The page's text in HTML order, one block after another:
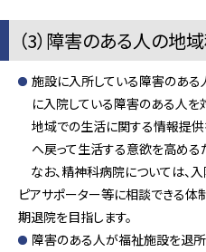
（3）障害のある人の地
施設に入所している障害のあ
に入院している障害のある人
地域での生活に関する情報提
へ戻って生活する意欲を高める
なお、精神科病院については、
ピアサポーター等に相談できる体
期退院を目指します。
障害のある人が福祉施設を退